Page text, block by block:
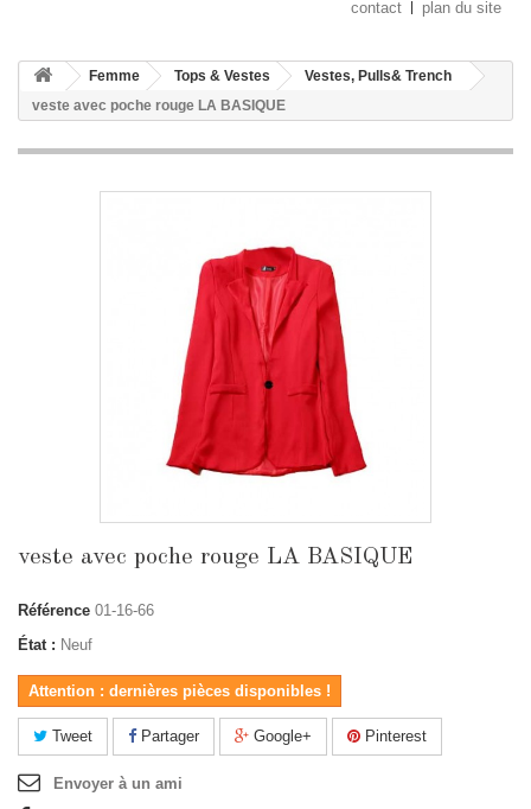
contact plan du site
Femme Tops & Vestes
Vestes, Pulls& Trench
veste avec poche rouge LA BASIQUE
veste avec poche rouge LA BASIQUE
Référence 01-16-66
État : Neuf
Attention : dernières pièces disponibles !
Tweet Partager Google+ Pinterest
Envoyer à un ami